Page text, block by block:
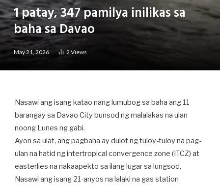
1 patay, 347 pamilya inilikas sa
baha sa Davao
May 21, 2026 2Views
Nasawi ang isang katao nang lumubog sa baha ang 11
barangay sa Davao City bunsod ng malalakas na ulan
noong Lunes ng gabi.
Ayon sa ulat, ang pagbaha ay dulot ng tuloy-tuloy na pag-
ulan na hatid ng intertropical convergence zone (ITCZ) at
easterlies na nakaapekto sa ilang lugar sa lungsod.
Nasawi ang isang 21-anyos na lalaki na gas station